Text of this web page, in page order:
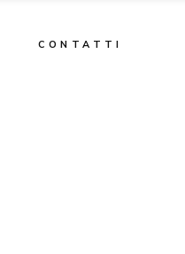
CONTATTI